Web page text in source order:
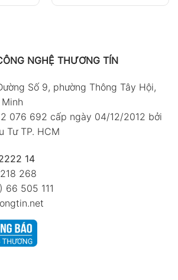
NGHỆ THƯƠNG TÍN
Số 9, phường Thông Tây Hội,
076 692 cấp ngày 04/12/2012 bởi
Tư TP. HCM
14
268
66 505 111